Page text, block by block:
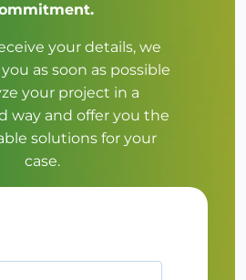
your details, we
as soon as possible
your project in a
way and offer you the
solutions for your
case.